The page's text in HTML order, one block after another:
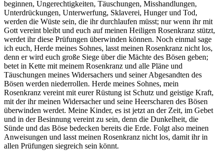
beginnen, Ungerechtigkeiten, Täuschungen, Misshandlungen,
Unterdrückungen, Unterwerfung, Sklaverei, Hunger und Tod,
werden die Wüste sein, die ihr durchlaufen müsst; nur wenn ihr mit
Gott vereint bleibt und euch auf meinen Heiligen Rosenkranz stützt,
werdet ihr diese Prüfungen überwinden können. Noch einmal sage
ich euch, Herde meines Sohnes, lasst meinen Rosenkranz nicht los,
denn er wird euch große Siege über die Mächte des Bösen geben;
betet in Kette mit meinem Rosenkranz und alle Pläne und
Täuschungen meines Widersachers und seiner Abgesandten des
Bösen werden niederrollen. Herde meines Sohnes, mein
Rosenkranz vereint mit eurer Rüstung ist Schutz und geistige Kraft,
mit der ihr meinen Widersacher und seine Heerscharen des Bösen
überwinden werdet. Meine Kinder, es ist jetzt an der Zeit, im Gebet
und in der Besinnung vereint zu sein, denn die Dunkelheit, die
Sünde und das Böse bedecken bereits die Erde. Folgt also meinen
Anweisungen und lasst meinen Rosenkranz nicht los, damit ihr in
allen Prüfungen siegreich sein könnt.